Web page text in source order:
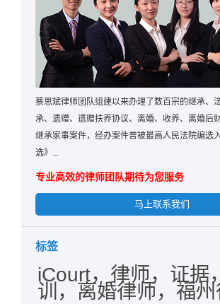
蔡思斌律师团队组建以来办理了数百宗的继承、
承、遗赠、遗赠扶养协议、离婚、收养、离婚后
继承家事案件，经办案件曾被最高人民法院编选
选》...
专业高效的律师团队期待为您服务
马上联系我们
标签
iCourt，律师，证据
训，离婚律师，福